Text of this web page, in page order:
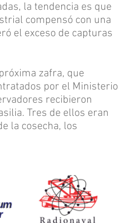
la tendencia es que
compensó con una
el exceso de capturas
zafra, que
por el Ministerio
recibieron
Tres de ellos eran
la cosecha, los